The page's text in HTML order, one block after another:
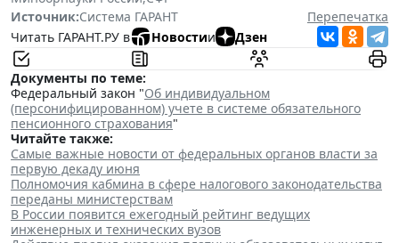
Источник:Система ГАРАНТ
Перепечатка
Читать ГАРАНТ.РУ в
Новостии Дзен
Документы по теме:
Федеральный закон "Об индивидуальном
(персонифицированном) учете в системе обязательного
пенсионного страхования"
Читайте также:
Самые важные новости от федеральных органов власти за
первую декаду июня
Полномочия кабмина в сфере налогового законодательства
переданы министерствам
В России появится ежегодный рейтинг ведущих
инженерных и технических вузов